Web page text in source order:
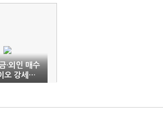
·외인 매수
오 강세…
위탁 생산